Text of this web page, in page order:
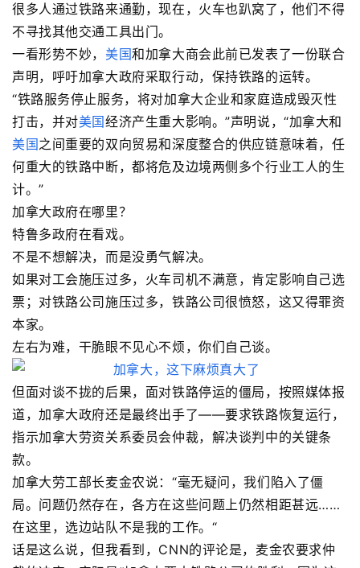
很多人通过铁路来通勤，现在，火车也趴窝了，他们不得
不寻找其他交通工具出门。
一看形势不妙，美国和加拿大商会此前已发表了一份联合
声明，呼吁加拿大政府采取行动，保持铁路的运转。
“铁路服务停止服务，将对加拿大企业和家庭造成毁灭性
打击，并对美国经济产生重大影响。”声明说，“加拿大和
美国之间重要的双向贸易和深度整合的供应链意味着，任
何重大的铁路中断，都将危及边境两侧多个行业工人的生
计。”
加拿大政府在哪里？
特鲁多政府在看戏。
不是不想解决，而是没勇气解决。
如果对工会施压过多，火车司机不满意，肯定影响自己选
票；对铁路公司施压过多，铁路公司很愤怒，这又得罪资
本家。
左右为难，干脆眼不见心不烦，你们自己谈。
但面对谈不拢的后果，面对铁路停运的僵局，按照媒体报
道，加拿大政府还是最终出手了——要求铁路恢复运行，
指示加拿大劳资关系委员会仲裁，解决谈判中的关键条
款。
加拿大劳工部长麦金农说：“毫无疑问，我们陷入了僵
局。问题仍然存在，各方在这些问题上仍然相距甚远……
在这里，选边站队不是我的工作。“
话是这么说，但我看到，CNN的评论是，麦金农要求仲